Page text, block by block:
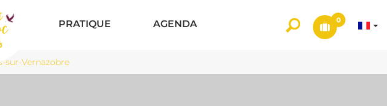
PRATIQUE AGENDA 0
sur-Vernazobre